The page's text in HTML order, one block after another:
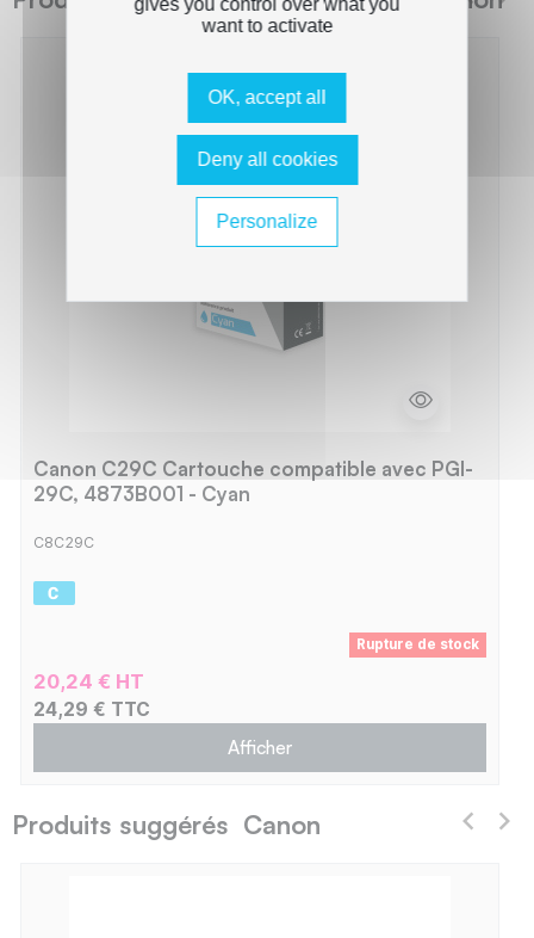
Canon C29C Cartouche compatible avec PGI-
29C, 4873B001 - Cyan
C8C29C
Rupture de stock
20,24 € HT
24,29 € TTC
Afficher
Produits suggérés Canon
gives you control over what you
want to activate
OK, accept all
Deny all cookies
Personalize